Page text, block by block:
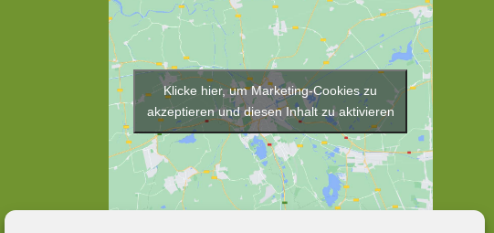
Klicke hier, um Marketing-Cookies zu
akzeptieren und diesen Inhalt zu aktivieren